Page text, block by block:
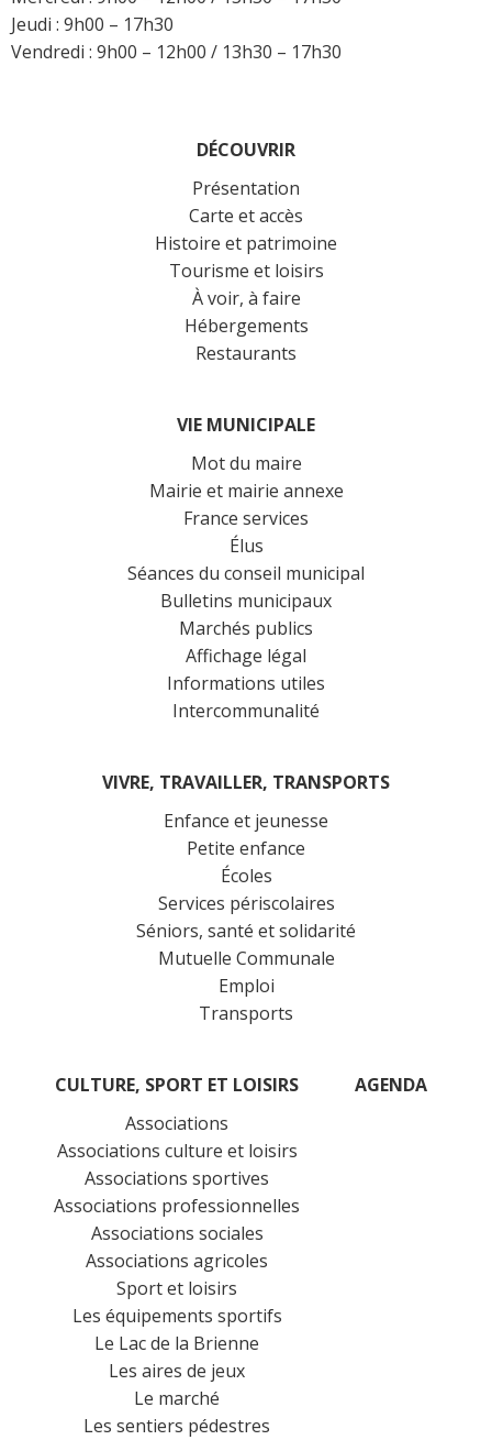
Jeudi : 9h00 – 17h30
Vendredi : 9h00 – 12h00 / 13h30 – 17h30
DÉCOUVRIR
Présentation
Carte et accès
Histoire et patrimoine
Tourisme et loisirs
À voir, à faire
Hébergements
Restaurants
VIE MUNICIPALE
Mot du maire
Mairie et mairie annexe
France services
Élus
Séances du conseil municipal
Bulletins municipaux
Marchés publics
Affichage légal
Informations utiles
Intercommunalité
VIVRE, TRAVAILLER, TRANSPORTS
Enfance et jeunesse
Petite enfance
Écoles
Services périscolaires
Séniors, santé et solidarité
Mutuelle Communale
Emploi
Transports
CULTURE, SPORT ET LOISIRS
Associations
Associations culture et loisirs
Associations sportives
Associations professionnelles
Associations sociales
Associations agricoles
Sport et loisirs
Les équipements sportifs
Le Lac de la Brienne
Les aires de jeux
Le marché
Les sentiers pédestres
AGENDA